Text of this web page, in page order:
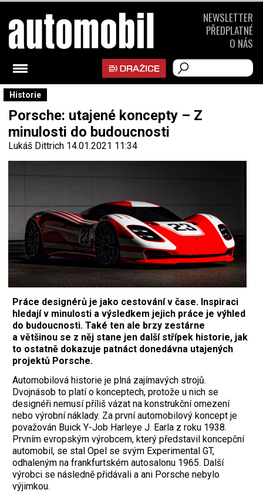
Historie
Porsche: utajené koncepty – Z
minulosti do budoucnosti
Lukáš Dittrich 14.01.2021 11:34
Práce designérů je jako cestování v čase. Inspiraci
hledají v minulosti a výsledkem jejich práce je výhled
do budoucnosti. Také ten ale brzy zestárne
a většinou se z něj stane jen další střípek historie, jak
to ostatně dokazuje patnáct donedávna utajených
projektů Porsche.
Automobilová historie je plná zajímavých strojů.
Dvojnásob to platí o konceptech, protože u nich se
designéři nemusí příliš vázat na konstrukční omezení
nebo výrobní náklady. Za první automobilový koncept je
považován Buick Y-Job Harleye J. Earla z roku 1938.
Prvním evropským výrobcem, který představil koncepční
automobil, se stal Opel se svým Experimental GT,
odhaleným na frankfurtském autosalonu 1965. Další
výrobci se následně přidávali a ani Porsche nebylo
výjimkou.
NEWSLETTER
PŘEDPLATNÉ
O NÁS